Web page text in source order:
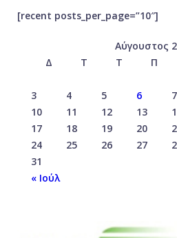
[recent posts_per_page=”10″]
Αύγουστος
Δ
Τ Τ Π
3
4 5 6 7
10
11 12 13
17
18 19 20
24
25 26 27
31
« Ιούλ